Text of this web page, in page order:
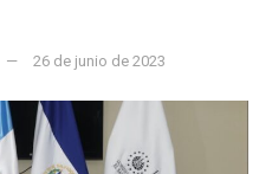
26 de junio de 2023